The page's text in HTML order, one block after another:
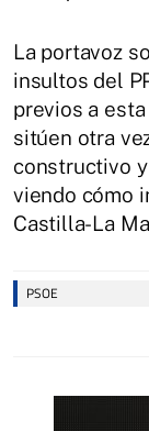
La portavoz
insultos del
previos a esta
sitúen otra
constructivo
viendo cómo
Castilla-La
PSOE